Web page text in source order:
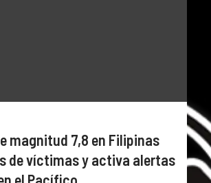
magnitud 7,8 en Filipinas
de víctimas y activa alertas
el Pacífico